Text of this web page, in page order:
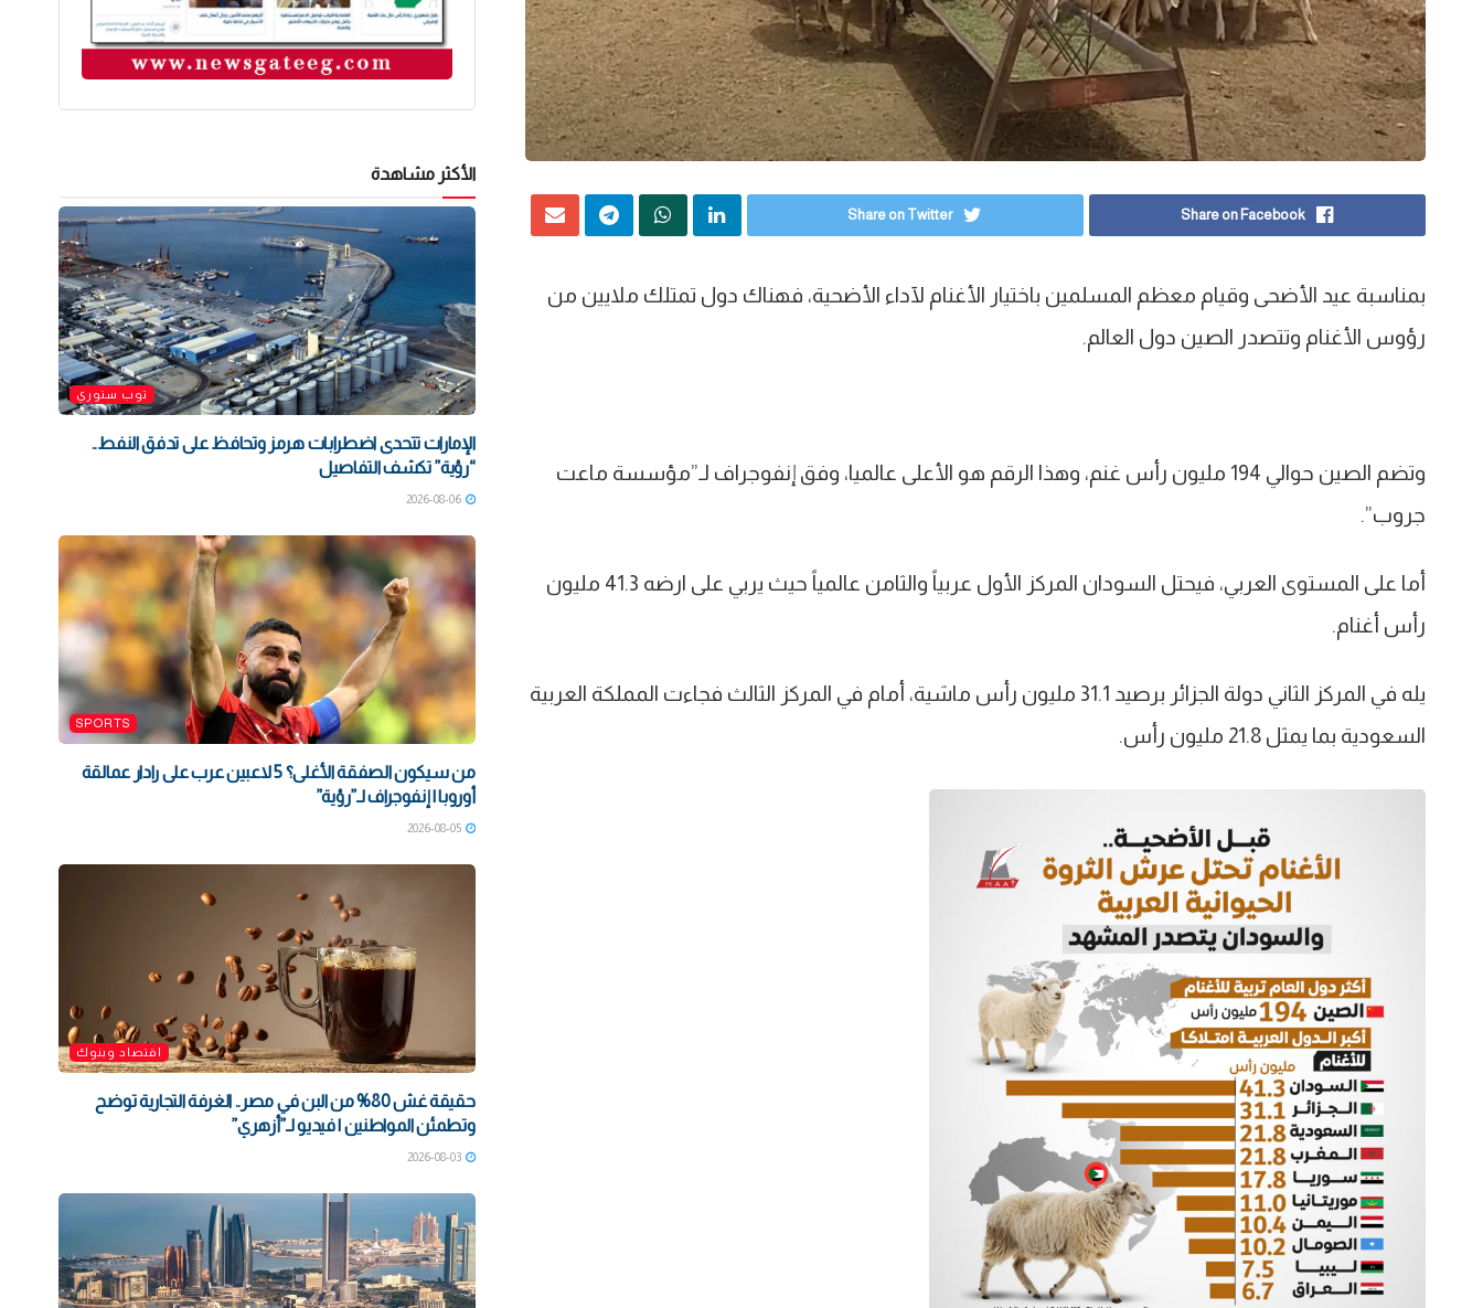
Share on Facebook
Share on Twitter
بمناسبة عيد الأضحى وقيام معظم المسلمين باختيار الأغنام لآداء الأضحية، فهناك دول تمتلك ملايين من
رؤوس الأغنام وتتصدر الصين دول العالم.
وتضم الصين حوالي 194 مليون رأس غنم، وهذا الرقم هو الأعلى عالميا، وفق إنفوجراف لـ”مؤسسة ماعت
جروب”.
أما على المستوى العربي، فيحتل السودان المركز الأول عربياً والثامن عالمياً حيث يربي على ارضه 41.3 مليون
رأس أغنام.
يله في المركز الثاني دولة الجزائر برصيد 31.1 مليون رأس ماشية، أمام في المركز الثالث فجاءت المملكة العربية
السعودية بما يمثل 21.8 مليون رأس.
الأكثر مشاهدة
توب ستوري
الإمارات تتحدى اضطرابات هرمز وتحافظ على تدفق النفط..
“رؤية” تكشف التفاصيل
2026-08-06
SPORTS
من سيكون الصفقة الأغلى؟ 5 لاعبين عرب على رادار عمالقة
أوروبا | إنفوجراف لـ”رؤية”
2026-08-05
اقتصاد وبنوك
حقيقة غش 80% من البن في مصر.. الغرفة التجارية توضح
وتطمئن المواطنين | فيديو لـ”أزهري”
2026-08-03